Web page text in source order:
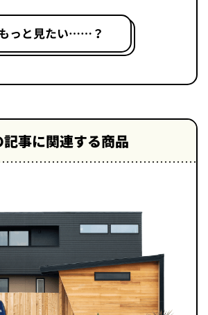
っと見たい……？
記事に関連する商品